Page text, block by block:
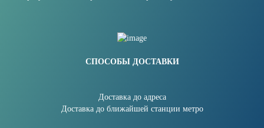
СПОСОБЫ ДОСТАВКИ
Доставка до адреса
Доставка до ближайшей станции метро